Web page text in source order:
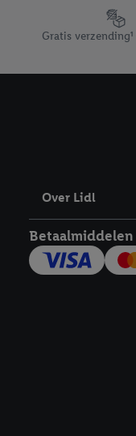
Footerelement met
Gratis
Over Lidl
Betaalmiddelen